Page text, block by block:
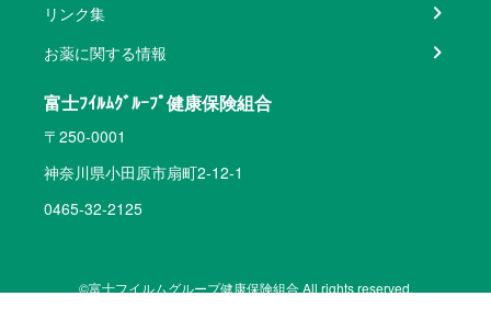
リンク集
お薬に関する情報
富士ﾌｲﾙﾑｸﾞﾙｰﾌﾟ健康保険組合
〒250-0001
神奈川県小田原市扇町2-12-1
0465-32-2125
©富士フイルムグループ健康保険組合 All rights reserved.